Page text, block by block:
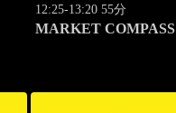
12:25-13:20 55分
MARKET COMPASS